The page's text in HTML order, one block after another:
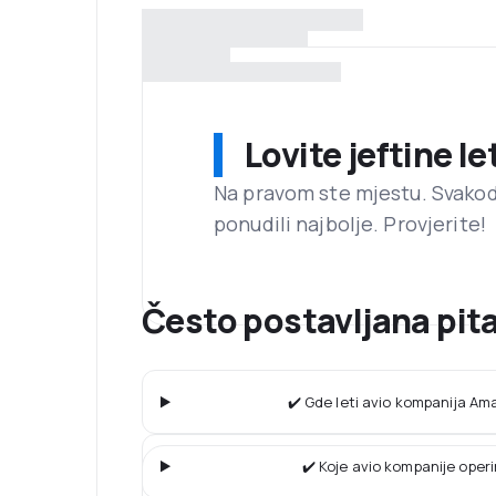
Lovite jeftine
Na pravom ste mjestu.
ponudili najbolje. Provjerite!
Često postavljana
✔️ Gde leti avio kompanija
✔️ Koje avio kompanije